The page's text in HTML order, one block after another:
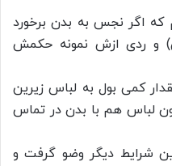
اگر نجس به بدن برخورد
و ردی ازش نمونه حکمش
کمی بول به لباس زیرین
لباس هم با بدن در تماس
شرایط دیگر وضو گرفت و